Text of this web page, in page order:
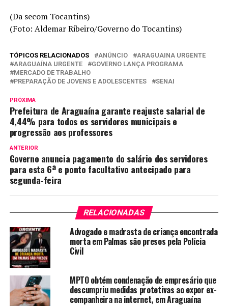
(Da secom Tocantins)
(Foto: Aldemar Ribeiro/Governo do Tocantins)
TÓPICOS RELACIONADOS ANÚNCIO
ARAGUAINA URGENTE
ARAGUAÍNA URGENTE
GOVERNO LANÇA PROGRAMA
MERCADO DE TRABALHO
PREPARAÇÃO DE JOVENS E ADOLESCENTES
SENAI
PRÓXIMA
Prefeitura de Araguaína garante reajuste salarial de
4,44% para todos os servidores municipais e
progressão aos professores
ANTERIOR
Governo anuncia pagamento do salário dos servidores
para esta 6ª e ponto facultativo antecipado para
segunda-feira
RELACIONADAS
Advogado e madrasta de criança encontrada
morta em Palmas são presos pela Polícia
Civil
MPTO obtém condenação de empresário que
descumpriu medidas protetivas ao expor ex-
companheira na internet, em Araguaína